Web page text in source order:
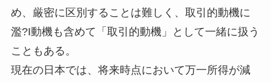
め、厳密に区別することは難しく、取引的動機に
濫?I動機も含めて「取引的動機」として一緒に扱う
こともある。
現在の日本では、将来時点において万一所得が減